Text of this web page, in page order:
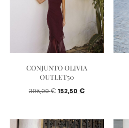
CONJUNTO OLIVIA
OUTLET50
305,00€ 152,50 €